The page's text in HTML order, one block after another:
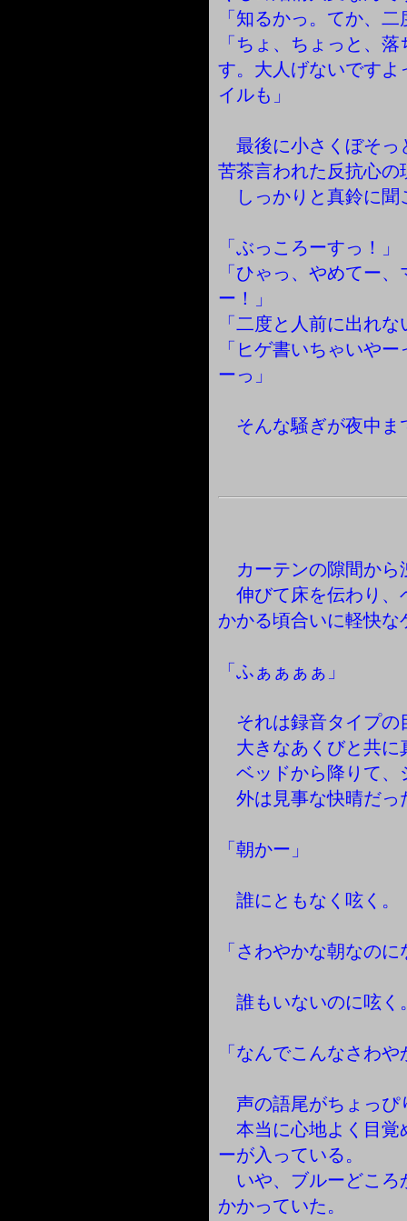
「知るかっ。てか、
「ちょ、ちょっと、
す。大人げないです
イルも」
最後に小さくぼそっ
苦茶言われた反抗心
しっかりと真鈴に聞
「ぶっころーすっ！」
「ひゃっ、やめてー
ー！」
「二度と人前に出れ
「ヒゲ書いちゃいや
ーっ」
そんな騒ぎが夜中ま
カーテンの隙間から
伸びて床を伝わり、
かかる頃合いに軽快
「ふぁぁぁぁ」
それは録音タイプの
大きなあくびと共に
ベッドから降りて、
外は見事な快晴だっ
「朝かー」
誰にともなく呟く。
「さわやかな朝なのに
誰もいないのに呟く
「なんでこんなさわ
声の語尾がちょっぴ
本当に心地よく目覚
ーが入っている。
いや、ブルーどころ
かかっていた。